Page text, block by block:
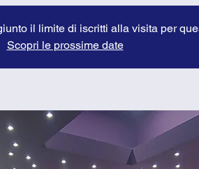
il limite di iscritti alla visita per
Scopri le prossime date